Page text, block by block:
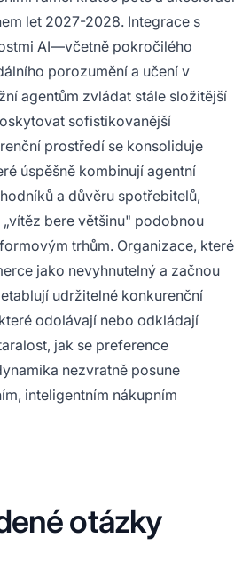
let 2027-2028. Integrace s
AI—včetně pokročilého
porozumění a učení v
agentům zvládat stále složitější
sofistikovanější
prostředí se konsoliduje
úspěšně kombinují agentní
a důvěru spotřebitelů,
bere většinu" podobnou
trhům. Organizace, které
jako nevyhnutelný a začnou
udržitelné konkurenční
odolávají nebo odkládají
jak se preference
nezvratně posune
inteligentním nákupním
otázky